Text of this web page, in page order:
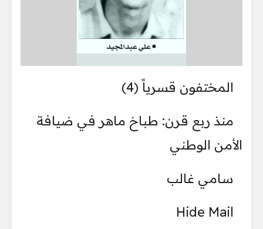
المختفون قسرياً (4)
منذ ربع قرن: طباخ ماهر في ضيافة
الأمن الوطني
سامي غالب
Hide Mail